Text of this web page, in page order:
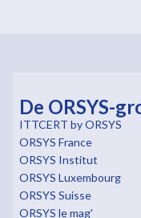
De ORSYS-
ITTCERT by ORSYS
ORSYS France
ORSYS Institut
ORSYS Luxembourg
ORSYS Suisse
ORSYS le mag'